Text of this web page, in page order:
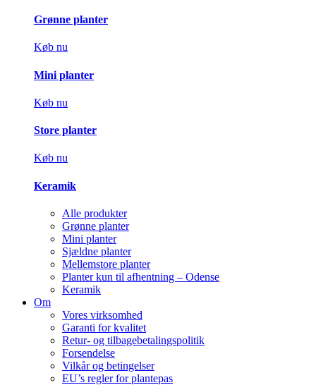
Grønne planter
Køb nu
Mini planter
Køb nu
Store planter
Køb nu
Keramik
Alle produkter
Grønne planter
Mini planter
Sjældne planter
Mellemstore planter
Planter kun til afhentning – Odense
Keramik
Om
Vores virksomhed
Garanti for kvalitet
Retur- og tilbagebetalingspolitik
Forsendelse
Vilkår og betingelser
EU’s regler for plantepas